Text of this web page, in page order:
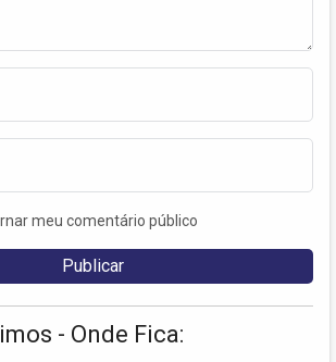
meu comentário público
- Onde Fica: